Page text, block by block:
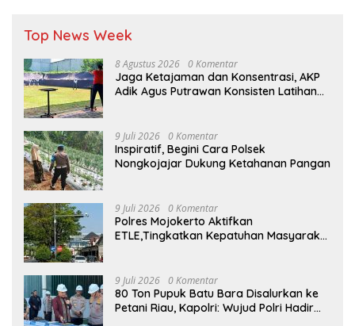
Top News Week
8 Agustus 2026 0 Komentar
Jaga Ketajaman dan Konsentrasi, AKP
Adik Agus Putrawan Konsisten Latihan
9 Juli 2026 0 Komentar
Inspiratif, Begini Cara Polsek
Nongkojajar Dukung Ketahanan Pangan
9 Juli 2026 0 Komentar
Polres Mojokerto Aktifkan
ETLE,Tingkatkan Kepatuhan Masyarakat
9 Juli 2026 0 Komentar
80 Ton Pupuk Batu Bara Disalurkan ke
Petani Riau, Kapolri: Wujud Polri Hadir